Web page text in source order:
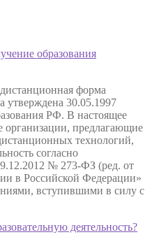
образования
форма
утверждена 30.05.1997
РФ. В настоящее
организации, предлагающие
технологий,
согласно
№ 273-ФЗ (ред. от
в Российской Федерации»
вступившими в силу с
деятельность?